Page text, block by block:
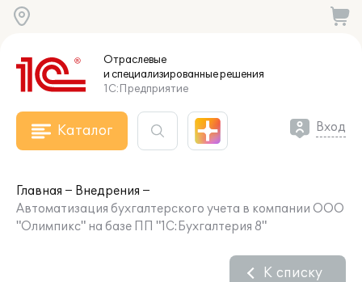
Отраслевые
и специализированныерешения
1С:Предприятие
Каталог Вход
Главная
Внедрения
Автоматизация бухгалтерского учета в компании ООО
"Олимпикс" на базе ПП "1С:Бухгалтерия 8"
К списку